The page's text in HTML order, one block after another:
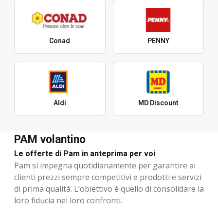
Conad PENNY
Aldi MD Discount
PAM volantino
Le offerte di Pam in anteprima per voi
Pam si impegna quotidianamente per garantire ai
clienti prezzi sempre competitivi e prodotti e servizi
di prima qualità. L’obiettivo è quello di consolidare la
loro fiducia nei loro confronti.